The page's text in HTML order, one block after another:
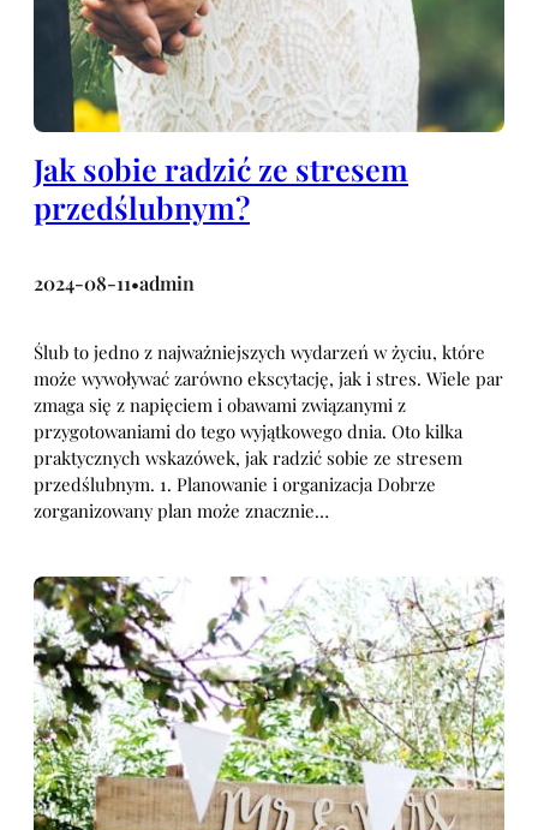
Jak sobie radzić ze stresem
przedślubnym?
2024-08-11•admin
Ślub to jedno z najważniejszych wydarzeń w życiu, które
może wywoływać zarówno ekscytację, jak i stres. Wiele par
zmaga się z napięciem i obawami związanymi z
przygotowaniami do tego wyjątkowego dnia. Oto kilka
praktycznych wskazówek, jak radzić sobie ze stresem
przedślubnym. 1. Planowanie i organizacja Dobrze
zorganizowany plan może znacznie…